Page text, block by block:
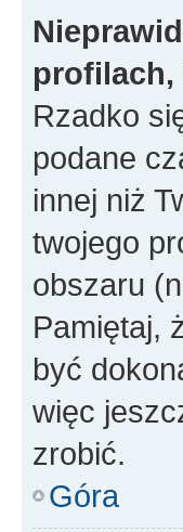
profilach,
Rzadko
podane
innej niż
twojego
obszaru
Pamiętaj,
być
więc
zrobić.
Góra